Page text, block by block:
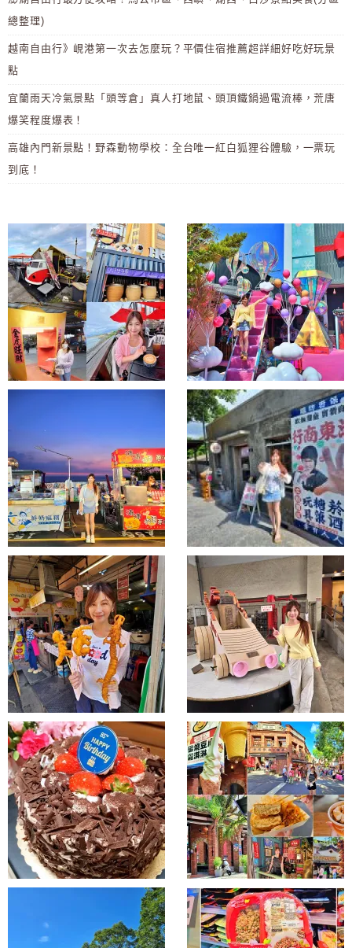
總整理)
越南自由行》峴港第一次去怎麼玩？平價住宿推薦超詳細好吃好玩景
點
宜蘭雨天冷氣景點「頭等倉」真人打地鼠、頭頂鐵鍋過電流棒，荒唐
爆笑程度爆表！
高雄內門新景點！野森動物學校：全台唯一紅白狐狸谷體驗，一票玩
到底！